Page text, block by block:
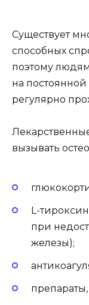
Существует
способных
поэтому
на
регулярно
вызывать
L-
при
железы);